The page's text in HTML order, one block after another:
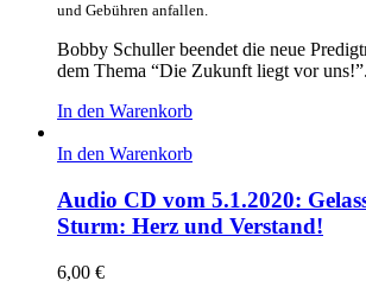
und Gebühren anfallen.
Bobby Schuller beendet die neue
dem Thema “Die Zukunft liegt vor uns!”.
In den Warenkorb
In den Warenkorb
Audio CD vom 5.1.2020:
Sturm: Herz und Verstand!
6,00 €